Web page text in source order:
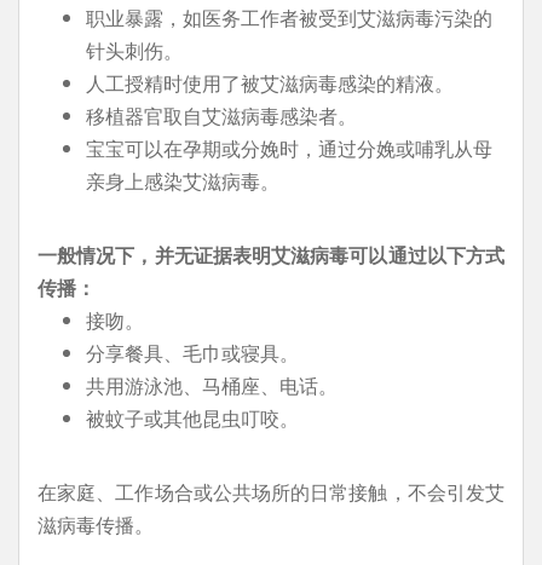
职业暴露，如医务工作者被受到艾滋病毒污染的
针头刺伤。
人工授精时使用了被艾滋病毒感染的精液。
移植器官取自艾滋病毒感染者。
宝宝可以在孕期或分娩时，通过分娩或哺乳从母
亲身上感染艾滋病毒。
一般情况下，并无证据表明艾滋病毒可以通过以下方式
传播：
接吻。
分享餐具、毛巾或寝具。
共用游泳池、马桶座、电话。
被蚊子或其他昆虫叮咬。
在家庭、工作场合或公共场所的日常接触，不会引发艾
滋病毒传播。